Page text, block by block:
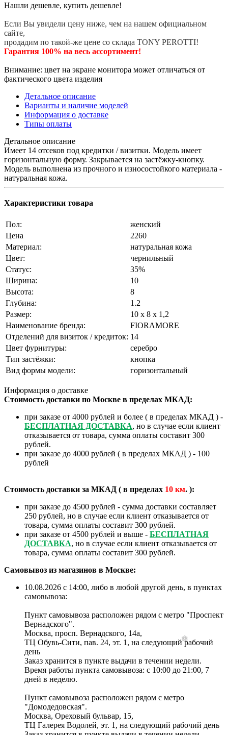
Нашли дешевле, купить дешевле!
Если Вы увидели цену ниже, чем на нашем официальном
сайте,
продадим по такой-же цене со склада TONY PEROTTI!
Гарантия 100% на весь ассортимент!
Внимание: цвет на экране монитора может отличаться от
фактического цвета изделия
Детальное описание
Варианты и наличие моделей
Информация о доставке
Типы оплаты
Детальное описание
Имеет 14 отсеков под кредитки / визитки. Модель имеет
горизонтальную форму. Закрывается на застёжку-кнопку.
Модель выполнена из прочного и износостойкого материала -
натуральная кожа.
Характеристики товара
Пол:
женский
Цена
2260
Материал:
натуральная кожа
Цвет:
чернильный
Статус:
35%
Ширина:
10
Высота:
8
Глубина:
1.2
Размер:
10 х 8 х 1,2
Наименование бренда:
FIORAMORE
Отделений для визиток / кредиток: 14
Цвет фурнитуры:
серебро
Тип застёжки:
кнопка
Вид формы модели:
горизонтальный
Информация о доставке
Стоимость доставки по Москве в пределах МКАД:
при заказе от 4000 рублей и более ( в пределах МКАД ) -
БЕСПЛАТНАЯ ДОСТАВКА, но в случае если клиент
отказывается от товара, сумма оплаты составит 300
рублей.
при заказе до 4000 рублей ( в пределах МКАД ) - 100
рублей
Стоимость доставки за МКАД ( в пределах 10 км. ):
при заказе до 4500 рублей - сумма доставки составляет
250 рублей, но в случае если клиент отказывается от
товара, сумма оплаты составит 300 рублей.
при заказе от 4500 рублей и выше - БЕСПЛАТНАЯ
ДОСТАВКА, но в случае если клиент отказывается от
товара, сумма оплаты составит 300 рублей.
Самовывоз из магазинов в Москве:
10.08.2026 с 14:00, либо в любой другой день, в пунктах
самовывоза:
Пункт самовывоза расположен рядом с метро "Проспект
Вернадского".
Москва, просп. Вернадского, 14а,
ТЦ Обувь-Сити, пав. 24, эт. 1, на следующий рабочий
день
Заказ хранится в пункте выдачи в течении недели.
Время работы пункта самовывоза: с 10:00 до 21:00, 7
дней в неделю.
Пункт самовывоза расположен рядом с метро
"Домодедовская".
Москва, Ореховый бульвар, 15,
ТЦ Галерея Водолей, эт. 1, на следующий рабочий день